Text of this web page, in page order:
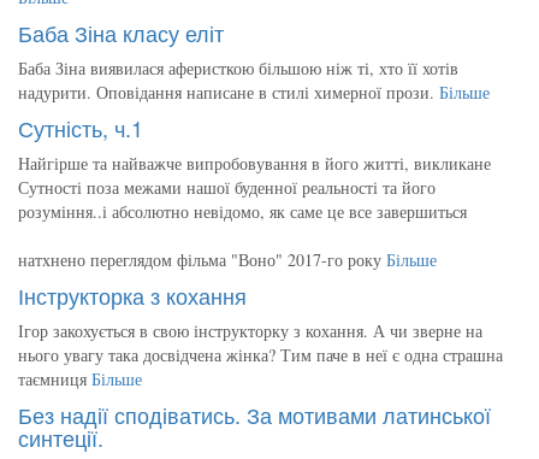
Баба Зіна класу еліт
Баба Зіна виявилася аферисткою більшою ніж ті, хто її хотів
надурити. Оповідання написане в стилі химерної прози. Більше
Сутність, ч.1
Найгірше та найважче випробовування в його житті, викликане
Сутності поза межами нашої буденної реальності та його
розуміння..і абсолютно невідомо, як саме це все завершиться
натхнено переглядом фільма "Воно" 2017-го року Більше
Інструкторка з кохання
Ігор закохується в свою інструкторку з кохання. А чи зверне на
нього увагу така досвідчена жінка? Тим паче в неї є одна страшна
таємниця Більше
Без надії сподіватись. За мотивами латинської
синтеції.